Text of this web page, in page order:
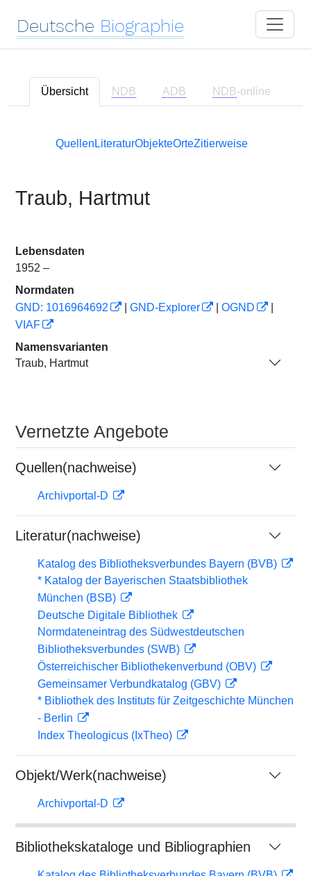
Deutsche Biographie
Übersicht NDB ADB NDB-online
Quellen LiteraturObjekteOrteZitierweise
Traub, Hartmut
Lebensdaten
1952 –
Normdaten
GND: 1016964692
GND-Explorer OGND
VIAF
Namensvarianten
Traub, Hartmut
Vernetzte Angebote
Quellen(nachweise)
Archivportal-D
Literatur(nachweise)
Katalog des Bibliotheksverbundes Bayern (BVB)
* Katalog der Bayerischen Staatsbibliothek
München (BSB)
Deutsche Digitale Bibliothek
Normdateneintrag des Südwestdeutschen
Bibliotheksverbundes (SWB)
Österreichischer Bibliothekenverbund (OBV)
Gemeinsamer Verbundkatalog (GBV)
* Bibliothek des Instituts für Zeitgeschichte München
- Berlin
Index Theologicus (IxTheo)
Objekt/Werk(nachweise)
Archivportal-D
Bibliothekskataloge und Bibliographien